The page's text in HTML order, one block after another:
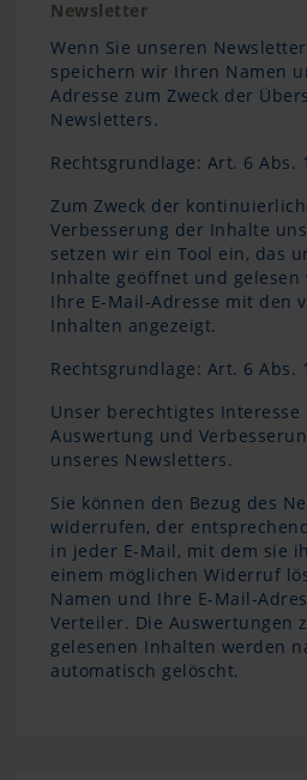
Newsletter
Wenn Sie unseren
speichern wir Ihren Namen
Adresse zum Zweck der
Newsletters.
Rechtsgrundlage: Art. 6 Abs.
Zum Zweck der
Verbesserung der Inhalte
setzen wir ein Tool ein, das
Inhalte geöffnet und
Ihre E-Mail-Adresse mit den
Inhalten angezeigt.
Rechtsgrundlage: Art. 6 Abs.
Unser berechtigtes
Auswertung und
unseres Newsletters.
Sie können den Bezug des
widerrufen, der
in jeder E-Mail, mit dem sie
einem möglichen Widerruf
Namen und Ihre E-Mail-
Verteiler. Die Auswertungen
gelesenen Inhalten werden
automatisch gelöscht.